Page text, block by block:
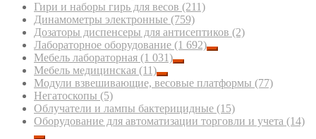
Гири и наборы гирь для весов (211)
Динамометры электронные (759)
Дозаторы диспенсеры для антисептиков (2)
Лабораторное оборудование (1 692)
Мебель лабораторная (1 031)
Мебель медицинская (11)
Модули взвешивающие, весовые платформы (77)
Негатоскопы (5)
Облучатели и лампы бактерицидные (15)
Оборудование для автоматизации торговли и учета (14)